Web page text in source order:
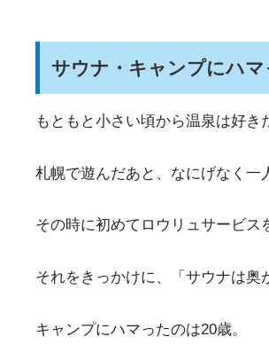
サウナ・キャンプにハ
もともと小さい頃から温泉は好き
札幌で遊んだあと、なにげなく一
その時に初めてロウリュサービス
それをきっかけに、「サウナは奥
キャンプにハマったのは20歳。